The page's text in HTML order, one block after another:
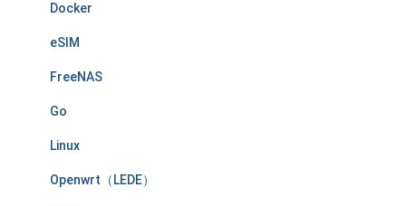
Docker
eSIM
FreeNAS
Go
Linux
Openwrt（LEDE）